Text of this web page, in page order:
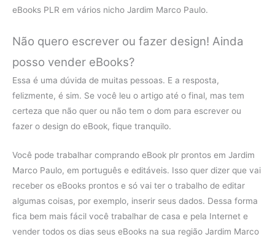
eBooks PLR em vários nicho Jardim Marco Paulo.
Não quero escrever ou fazer design! Ainda
posso vender eBooks?
Essa é uma dúvida de muitas pessoas. E a resposta,
felizmente, é sim. Se você leu o artigo até o final, mas tem
certeza que não quer ou não tem o dom para escrever ou
fazer o design do eBook, fique tranquilo.
Você pode trabalhar comprando eBook plr prontos em Jardim
Marco Paulo, em português e editáveis. Isso quer dizer que vai
receber os eBooks prontos e só vai ter o trabalho de editar
algumas coisas, por exemplo, inserir seus dados. Dessa forma
fica bem mais fácil você trabalhar de casa e pela Internet e
vender todos os dias seus eBooks na sua região Jardim Marco